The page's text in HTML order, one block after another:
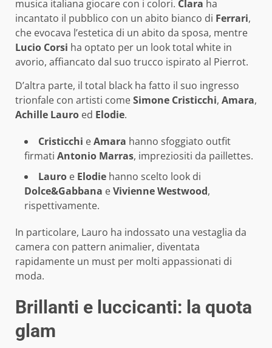
musica italiana giocare con i colori. Clara ha
incantato il pubblico con un abito bianco di Ferrari,
che evocava l’estetica di un abito da sposa, mentre
Lucio Corsi ha optato per un look total white in
avorio, affiancato dal suo trucco ispirato al Pierrot.
D’altra parte, il total black ha fatto il suo ingresso
trionfale con artisti comeSimone Cristicchi, Amara,
Achille Lauro ed Elodie.
Cristicchi eAmara hanno sfoggiato outfit
firmati Antonio Marras, impreziositi da paillettes.
Lauro e Elodie hanno scelto look di
Dolce&Gabbana eVivienne Westwood,
rispettivamente.
In particolare, Lauro ha indossato una vestaglia da
camera con pattern animalier, diventata
rapidamente un must per molti appassionati di
moda.
Brillanti e luccicanti: la quota
glam